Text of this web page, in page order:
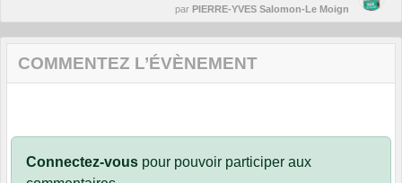
par PIERRE-YVES Salomon-Le Moign
COMMENTEZ L’ÉVÈNEMENT
Connectez-vous pour pouvoir participer aux